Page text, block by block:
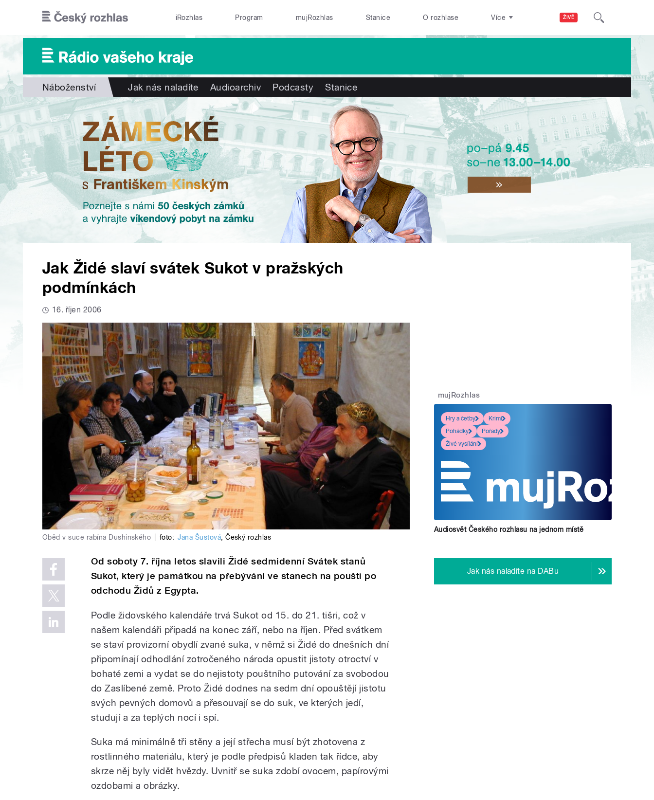
ŽIVĚ
iRozhlas Program mujRozhlas Stanice O rozhlase Více
Náboženství Jak nás naladíte Audioarchiv Podcasty Stanice
Jak Židé slaví svátek Sukot v pražských
podmínkách
16. říjen 2006
Oběd v suce rabína Dushinského foto: Jana Šustová,Český rozhlas
Od soboty 7. října letos slavili Židé sedmidenní Svátek stanů
Sukot, který je památkou na přebývání ve stanech na poušti po
odchodu Židů z Egypta.
Podle židovského kalendáře trvá Sukot od 15. do 21. tišri, což v
našem kalendáři připadá na konec září, nebo na říjen. Před svátkem
se staví provizorní obydlí zvané suka, v němž si Židé do dnešních dní
připomínají odhodlání zotročeného národa opustit jistoty otroctví v
bohaté zemi a vydat se do nejistoty pouštního putování za svobodou
do Zaslíbené země. Proto Židé dodnes na sedm dní opouštějí jistotu
svých pevných domovů a přesouvají se do suk, ve kterých jedí,
studují a za teplých nocí i spí.
Suka má minimálně tři stěny a její střecha musí být zhotovena z
rostlinného materiálu, který je podle předpisů kladen tak řídce, aby
skrze něj byly vidět hvězdy. Uvnitř se suka zdobí ovocem, papírovými
ozdobami a obrázky.
mujRozhlas
Hry a četby
Krimi
Pohádky
Pořady
Živé vysílání
Audiosvět Českého rozhlasu na jednom místě
Jak nás naladíte na DABu